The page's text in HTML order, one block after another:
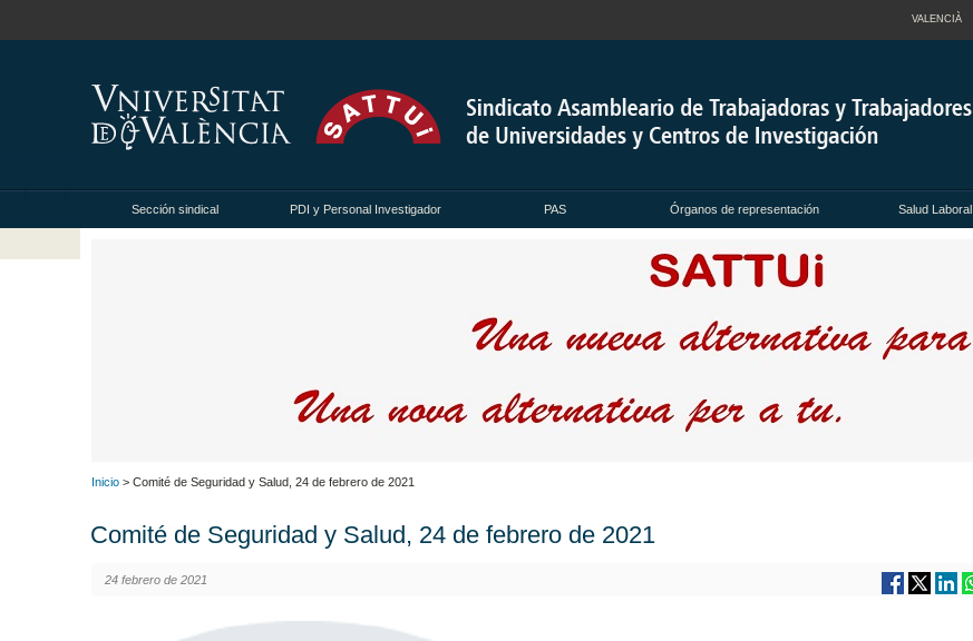
VALENCIÀ
Sección sindical PDI y Personal Investigador PAS Órganos de representación Salud Laboral
Inicio > Comité de Seguridad y Salud, 24 de febrero de 2021
Comité de Seguridad y Salud, 24 de febrero de 2021
24 febrero de 2021